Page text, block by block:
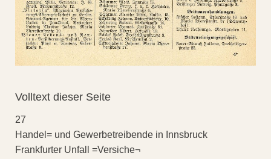
Volltext dieser Seite
27
Handel= und Gewerbetreibende in Innsbruck
Frankfurter Unfall =Versiche¬